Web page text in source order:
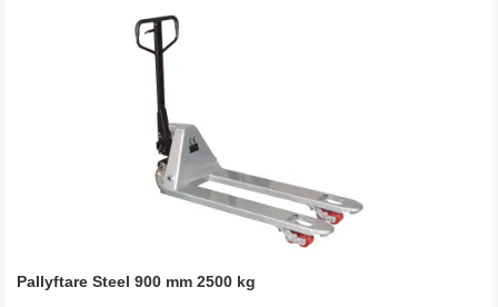
Pallyftare Steel 900 mm 2500 kg